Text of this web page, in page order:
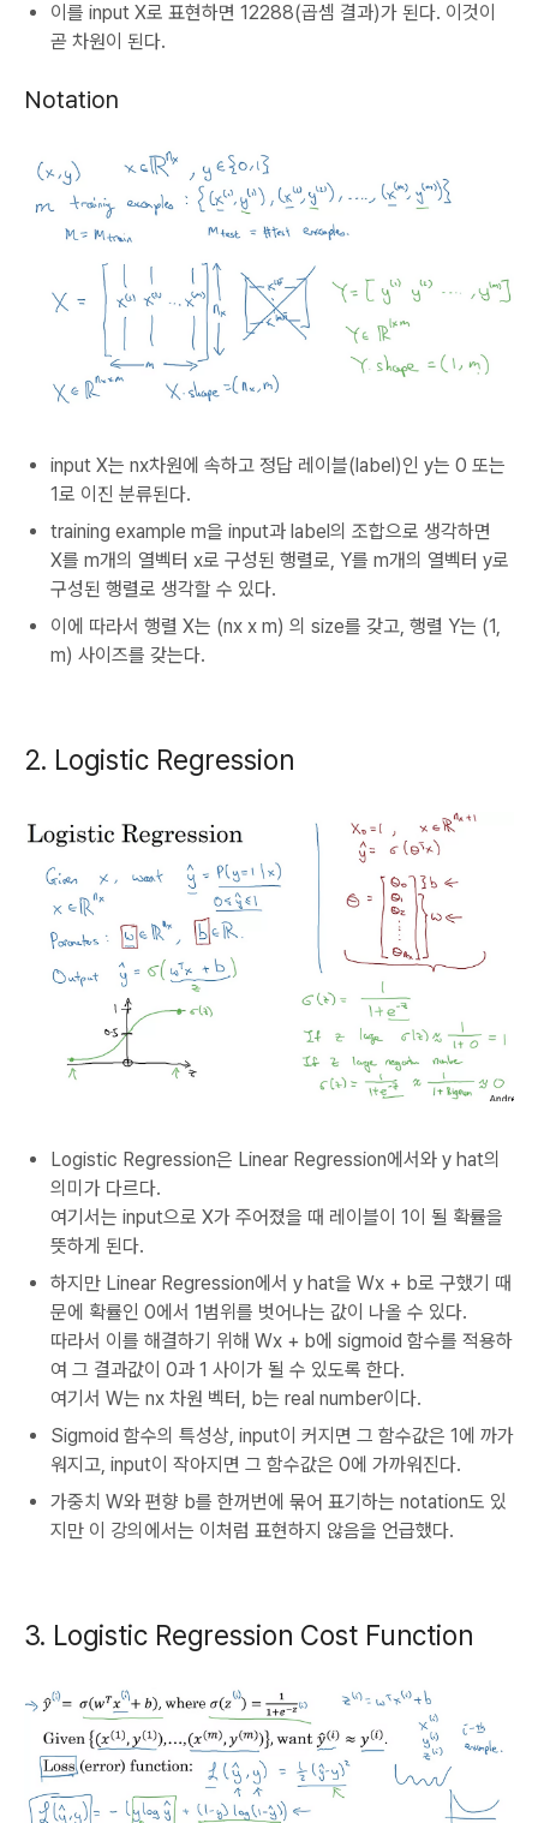
이를 input X로 표현하면 12288(곱셈 결과)가 된다. 이것이
곧 차원이 된다.
Notation
input X는 nx차원에 속하고 정답 레이블(label)인 y는 0 또는
1로 이진 분류된다.
training example m을 input과 label의 조합으로 생각하면
X를 m개의 열벡터 x로 구성된 행렬로, Y를 m개의 열벡터 y로
구성된 행렬로 생각할 수 있다.
이에 따라서 행렬 X는 (nx x m) 의 size를 갖고, 행렬 Y는 (1,
m) 사이즈를 갖는다.
2. Logistic Regression
Logistic Regression은 Linear Regression에서와 y hat의
의미가 다르다.
여기서는 input으로 X가 주어졌을 때 레이블이 1이 될 확률을
뜻하게 된다.
하지만 Linear Regression에서 y hat을 Wx + b로 구했기 때
문에 확률인 0에서 1범위를 벗어나는 값이 나올 수 있다.
따라서 이를 해결하기 위해 Wx + b에 sigmoid 함수를 적용하
여 그 결과값이 0과 1 사이가 될 수 있도록 한다.
여기서 W는 nx 차원 벡터, b는 real number이다.
Sigmoid 함수의 특성상, input이 커지면 그 함수값은 1에 까가
워지고, input이 작아지면 그 함수값은 0에 가까워진다.
가중치 W와 편향 b를 한꺼번에 묶어 표기하는 notation도 있
지만 이 강의에서는 이처럼 표현하지 않음을 언급했다.
3. Logistic Regression Cost Function